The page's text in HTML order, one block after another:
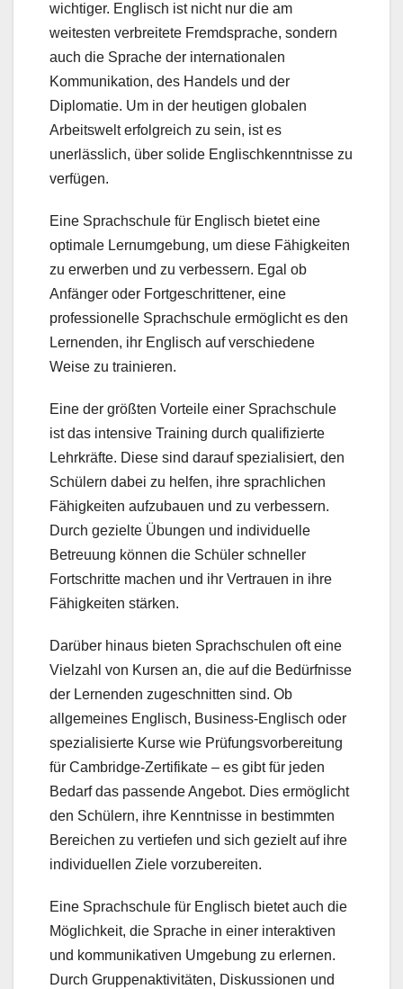
wichtiger. Englisch ist nicht nur die am
weitesten verbreitete Fremdsprache, sondern
auch die Sprache der internationalen
Kommunikation, des Handels und der
Diplomatie. Um in der heutigen globalen
Arbeitswelt erfolgreich zu sein, ist es
unerlässlich, über solide Englischkenntnisse zu
verfügen.
Eine Sprachschule für Englisch bietet eine
optimale Lernumgebung, um diese Fähigkeiten
zu erwerben und zu verbessern. Egal ob
Anfänger oder Fortgeschrittener, eine
professionelle Sprachschule ermöglicht es den
Lernenden, ihr Englisch auf verschiedene
Weise zu trainieren.
Eine der größten Vorteile einer Sprachschule
ist das intensive Training durch qualifizierte
Lehrkräfte. Diese sind darauf spezialisiert, den
Schülern dabei zu helfen, ihre sprachlichen
Fähigkeiten aufzubauen und zu verbessern.
Durch gezielte Übungen und individuelle
Betreuung können die Schüler schneller
Fortschritte machen und ihr Vertrauen in ihre
Fähigkeiten stärken.
Darüber hinaus bieten Sprachschulen oft eine
Vielzahl von Kursen an, die auf die Bedürfnisse
der Lernenden zugeschnitten sind. Ob
allgemeines Englisch, Business-Englisch oder
spezialisierte Kurse wie Prüfungsvorbereitung
für Cambridge-Zertifikate – es gibt für jeden
Bedarf das passende Angebot. Dies ermöglicht
den Schülern, ihre Kenntnisse in bestimmten
Bereichen zu vertiefen und sich gezielt auf ihre
individuellen Ziele vorzubereiten.
Eine Sprachschule für Englisch bietet auch die
Möglichkeit, die Sprache in einer interaktiven
und kommunikativen Umgebung zu erlernen.
Durch Gruppenaktivitäten, Diskussionen und